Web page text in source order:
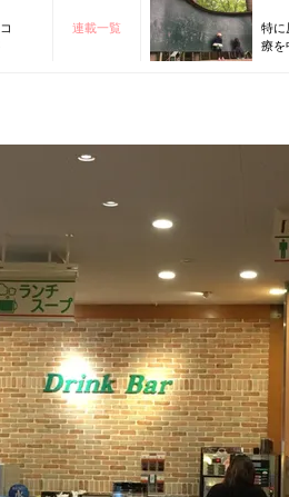
連載一覧
特に
療を